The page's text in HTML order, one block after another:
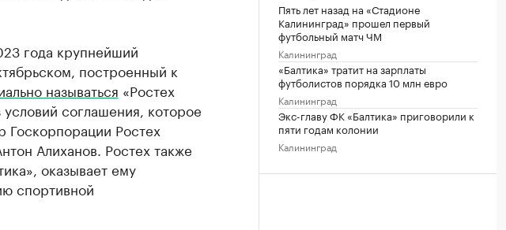
года крупнейший
построенный к
называться «Ростех
соглашения, которое
Госкорпорации Ростех
Алиханов. Ростех также
оказывает ему
спортивной
Пять лет назад на «Стадионе
Калининград» прошел первый
футбольный матч ЧМ
Калининград
«Балтика» тратит на зарплаты
футболистов порядка 10 млн евро
Калининград
Экс-главу ФК «Балтика» приговорили к
пяти годам колонии
Калининград